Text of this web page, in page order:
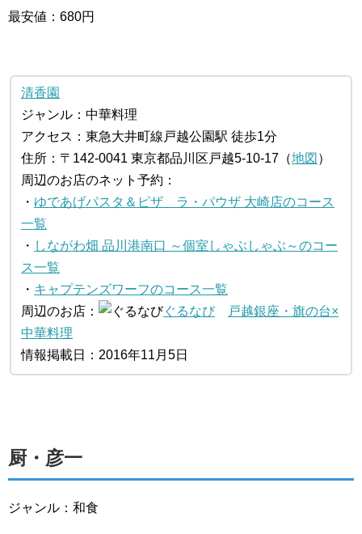
最安値：680円
清香園
ジャンル：中華料理
アクセス：東急大井町線戸越公園駅 徒歩1分
住所：〒142-0041 東京都品川区戸越5-10-17（地図 ）
周辺のお店のネット予約：
・ ゆであげパスタ＆ピザ ラ・パウザ 大崎店のコース
一覧
・ しながわ畑 品川港南口 ～個室しゃぶしゃぶ～のコー
ス一覧
・ キャプテンズワーフのコース一覧
周辺のお店：
ぐるなび
戸越銀座・旗の台×
中華料理
情報掲載日：2016年11月5日
厨・彦一
ジャンル：和食